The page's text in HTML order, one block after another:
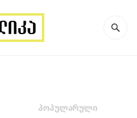
პოპულარული